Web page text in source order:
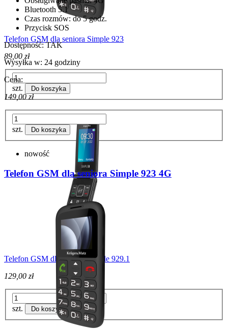
Telefon GSM dla seniora Simple 923
89,00 zł
szt. Do koszyka
Telefon GSM dla seniora Simple 929.1
129,00 zł
szt. Do koszyka
Bluetooth 5.1
Czas rozmów: do 5 godz.
Przycisk SOS
Dostępność: TAK
Wysyłka w: 24 godziny
Cena:
149,00 zł
szt. Do koszyka
nowość
Telefon GSM dla seniora Simple 923 4G